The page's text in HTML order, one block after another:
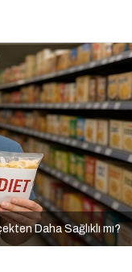
Daha Sağlıklı mı?